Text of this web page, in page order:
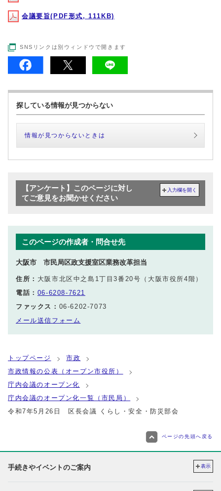
会議要旨(PDF形式, 111KB)
SNSリンクは別ウィンドウで開きます
探している情報が見つからない
情報が見つからないときは
【アンケート】このページに対し
てご意見をお聞かせください
入力欄を開く
このページの作成者・問合せ先
大阪市 市民局区政支援室区業務改革担当
住所： 大阪市北区中之島1丁目3番20号（大阪市役所4階）
電話： 06-6208-7621
ファックス： 06-6202-7073
メール送信フォーム
トップページ
市政
市政情報の公表（オープン市役所）
庁内会議のオープン化
庁内会議のオープン化一覧（市民局）
令和7年5月26日 区長会議 くらし・安全・防災部会
ページの先頭へ戻る
手続きやイベントのご案内 表示